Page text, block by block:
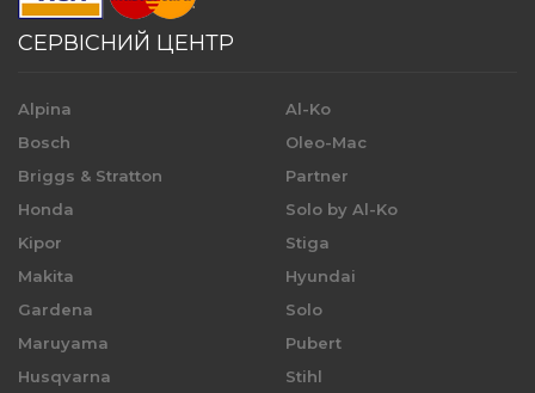
СЕРВІСНИЙ ЦЕНТР
Alpina
Bosch
Briggs & Stratton
Honda
Kipor
Makita
Gardena
Maruyama
Husqvarna
Al-Ko
Oleo-Mac
Partner
Solo by Al-Ko
Stiga
Hyundai
Solo
Pubert
Stihl